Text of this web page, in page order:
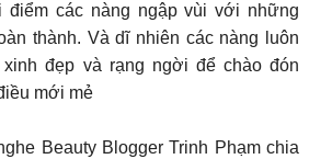
điểm các nàng ngập vùi với những
thành. Và dĩ nhiên các nàng luôn
xinh đẹp và rạng ngời để chào đón
mới mẻ
Beauty Blogger Trinh Phạm chia